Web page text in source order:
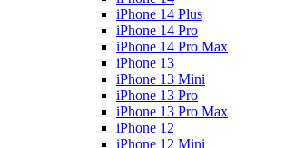
iPhone 14 Plus
iPhone 14 Pro
iPhone 14 Pro Max
iPhone 13
iPhone 13 Mini
iPhone 13 Pro
iPhone 13 Pro Max
iPhone 12
iPhone 12 Mini